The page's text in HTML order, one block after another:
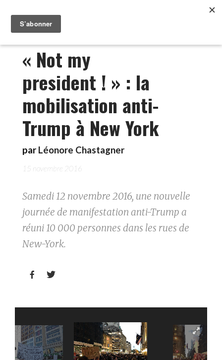
« Not my
president ! » : la
mobilisation anti-
Trump à New York
par Léonore Chastagner
15 novembre 2016
Samedi 12 novembre 2016, une nouvelle
journée de manifestation anti-Trump a
réuni 10 000 personnes dans les rues de
New-York.
 